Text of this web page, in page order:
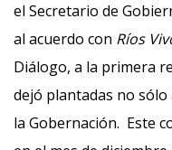
el Secretario de
al acuerdo con Ríos
Diálogo, a la primera
dejó plantadas no sólo
la Gobernación. Este